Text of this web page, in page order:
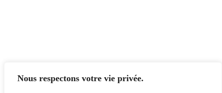
Nous respectons votre vie privée.